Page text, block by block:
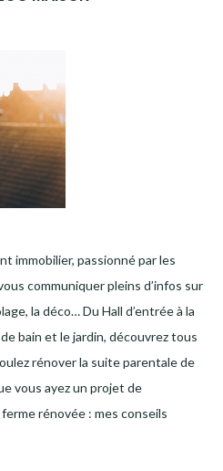
immobilier, passionné par les
communiquer pleins d’infos sur
la déco… Du Hall d’entrée à la
bain et le jardin, découvrez tous
rénover la suite parentale de
vous ayez un projet de
rénovée : mes conseils